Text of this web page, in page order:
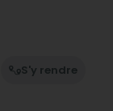
S'y rendre